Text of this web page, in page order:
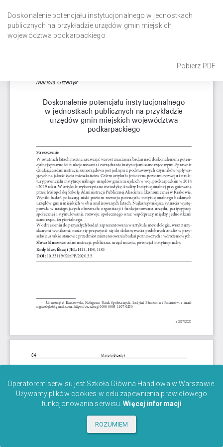
do
szczegółów
artykułu
Doskonalenie potencjału instytucjonalnego w jednostkach
publicznych na przykładzie urzędów gmin miejskich
województwa podkarpackiego
Pobierz
Pobierz PDF
Operatorem serwisu jest Szkoła Główna Handlowa w Warszawie.
Używamy plików cookies w celu zapewnienia prawidłowego
funkcjonowania serwisu.Więcej informacji
ROZUMIEM